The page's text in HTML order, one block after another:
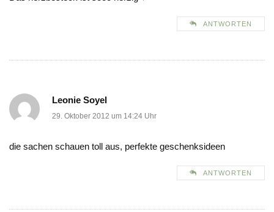
ANTWORTEN
Leonie Soyel
29. Oktober 2012 um 14:24 Uhr
die sachen schauen toll aus, perfekte geschenksideen
ANTWORTEN